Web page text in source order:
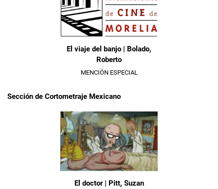
El viaje del banjo | Bolado,
Roberto
MENCIÓN ESPECIAL
Sección de Cortometraje Mexicano
El doctor | Pitt, Suzan